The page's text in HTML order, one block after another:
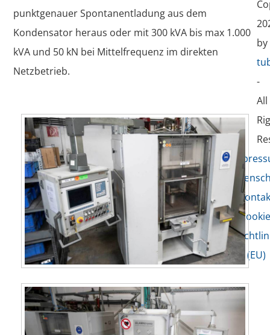
punktgenauer Spontanentladung aus dem
Kondensator heraus oder mit 300 kVA bis max 1.000
kVA und 50 kN bei Mittelfrequenz im direkten
Netzbetrieb.
by
-
All
(EU)